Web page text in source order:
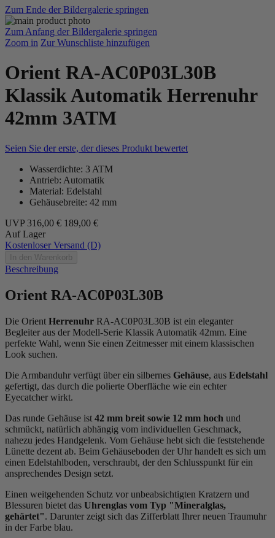
Zum Ende der Bildergalerie springen
Zum Anfang der Bildergalerie springen
Zoom in Zur Wunschliste hinzufügen
Orient RA-AC0P03L30B
Klassik Automatik Herrenuhr
42mm 3ATM
Seien Sie der erste, der dieses Produkt bewertet
Wasserdichte: 3 ATM
Antrieb: Automatik
Material: Edelstahl
Gehäusebreite: 42 mm
UVP 316,00 € 189,00 €
Auf Lager
Kostenloser Versand (D)
In den Warenkorb
Beschreibung
Orient RA-AC0P03L30B
Die Orient Herrenuhr RA-AC0P03L30B ist ein eleganter
Begleiter aus der Modell-Serie Klassik Automatik 42mm. Eine
perfekte Wahl, wenn Sie einen Zeitmesser mit einem klassischen
Look suchen.
Die Armbanduhr verfügt über ein silbernes Gehäuse, aus Edelstahl
gefertigt, das durch die polierte Oberfläche wie ein echter
Eyecatcher wirkt.
Das runde Gehäuse ist 42 mm breit sowie 12 mm hoch und
schmückt, natürlich abhängig vom individuellen Geschmack,
nahezu jedes Handgelenk. Vom Gehäuse hebt sich die feststehende
Lünette dezent ab. Beim Gehäuseboden der Uhr handelt es sich um
einen Edelstahlboden, verschraubt, der den Schlusspunkt für ein
ansprechendes Design setzt.
Einen weitgehenden Schutz vor unbeabsichtigten Kratzern und
Blessuren bietet das Uhrenglas vom Typ "Mineralglas,
gehärtet". Darunter zeigt sich das Zifferblatt Ihrer neuen Traumuhr
in der Farbe blau.